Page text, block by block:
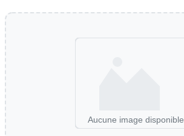
Aucune image disponible